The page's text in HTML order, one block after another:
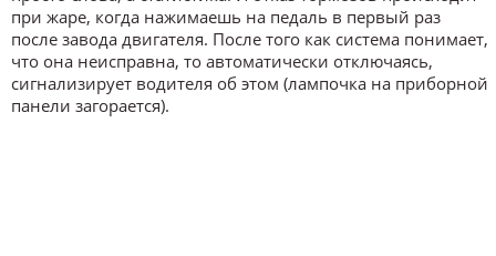
при жаре, когда нажимаешь на педаль в первый раз
после завода двигателя. После того как система понимает,
что она неисправна, то автоматически отключаясь,
сигнализирует водителя об этом (лампочка на приборной
панели загорается).